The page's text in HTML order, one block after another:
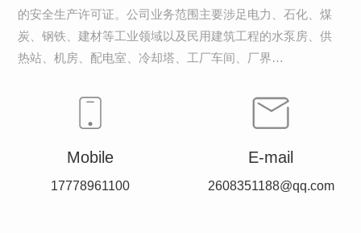
的安全生产许可证。公司业务范围主要涉足电力、石化、煤
炭、钢铁、建材等工业领域以及民用建筑工程的水泵房、供
热站、机房、配电室、冷却塔、工厂车间、厂界…
Mobile
17778961100
E-mail
2608351188@qq.com